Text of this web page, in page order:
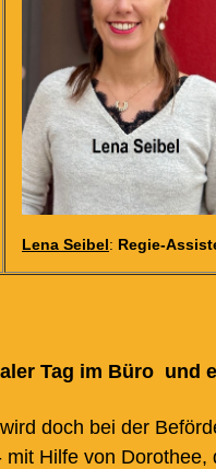
Lena Seibel: Regie-
Tag im Büro 
doch bei der
Hilfe von